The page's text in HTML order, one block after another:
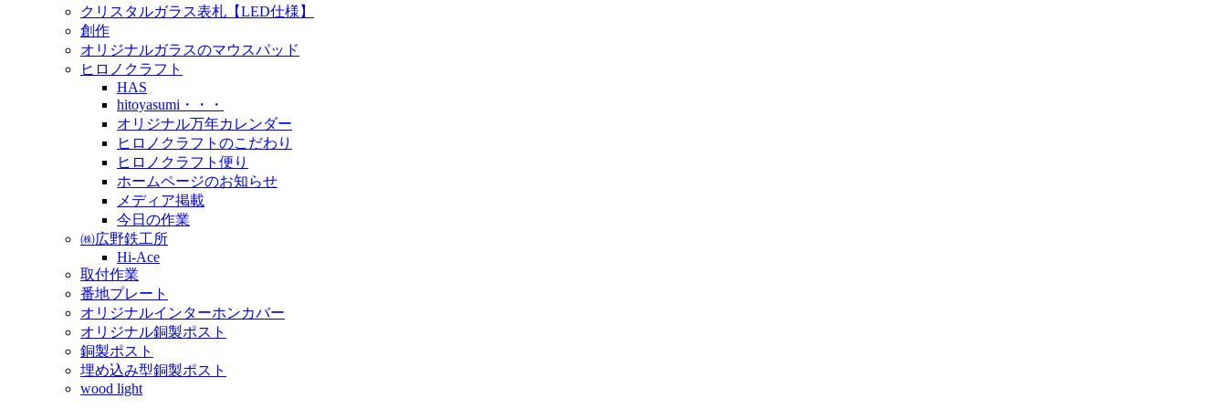
クリスタルガラス表札【LED仕様】
創作
オリジナルガラスのマウスパッド
ヒロノクラフト
HAS
hitoyasumi・・・
オリジナル万年カレンダー
ヒロノクラフトのこだわり
ヒロノクラフト便り
ホームページのお知らせ
メディア掲載
今日の作業
㈱広野鉄工所
Hi-Ace
取付作業
番地プレート
オリジナルインターホンカバー
オリジナル銅製ポスト
銅製ポスト
埋め込み型銅製ポスト
wood light